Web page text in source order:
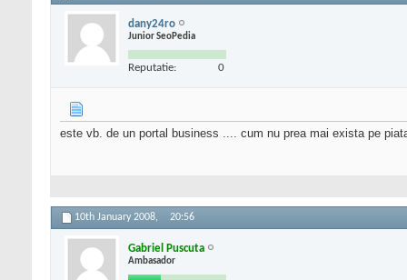
dany24ro
Junior SeoPedia
Reputatie: 0
este vb. de un portal business .... cum nu prea mai exista pe
10th January 2008, 20:56
Gabriel Puscuta
Ambasador